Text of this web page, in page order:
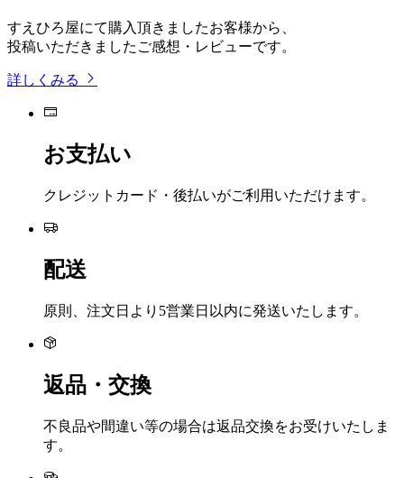
すえひろ屋にて購入頂きましたお客様から、
投稿いただきましたご感想・レビューです。
詳しくみる
お支払い
クレジットカード・後払いがご利用いただけます。
配送
原則、注文日より5営業日以内に発送いたします。
返品・交換
不良品や間違い等の場合は返品交換をお受けいたしま
す。